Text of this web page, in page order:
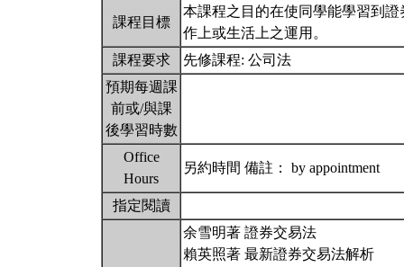
課程目標
本課程之目的在使同學能學習到
作上或生活上之運用。
課程要求
先修課程: 公司法
預期每週課
前或/與課
後學習時數
Office
Hours
另約時間 備註： by appointment
指定閱讀
余雪明著 證券交易法
賴英照著 最新證券交易法解析